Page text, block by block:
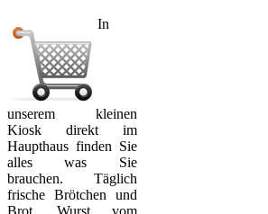
In
unserem kleinen
Kiosk direkt im
Haupthaus finden Sie
alles was Sie
brauchen. Täglich
frische Brötchen und
Brot, Wurst vom